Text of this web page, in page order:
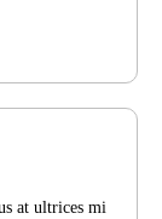
at ultrices mi